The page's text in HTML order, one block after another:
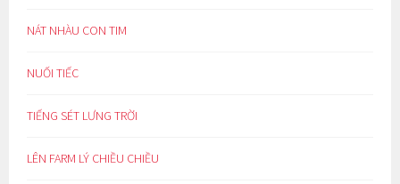
NÁT NHÀU CON TIM
NUỐI TIẾC
TIẾNG SÉT LƯNG TRỜI
LÊN FARM LÝ CHIỀU CHIỀU